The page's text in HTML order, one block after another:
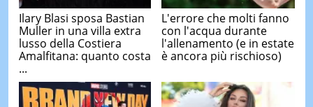
Ilary Blasi sposa Bastian
Muller in una villa extra
lusso della Costiera
Amalfitana: quanto costa
...
L'errore che molti fanno
con l'acqua durante
l'allenamento (e in estate
è ancora più rischioso)